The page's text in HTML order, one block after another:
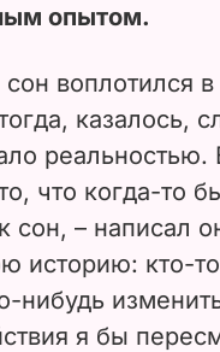
опытом.
воплотился
казалось,
что когда-то
сон, – написал
историю: кто-
нибудь
я бы